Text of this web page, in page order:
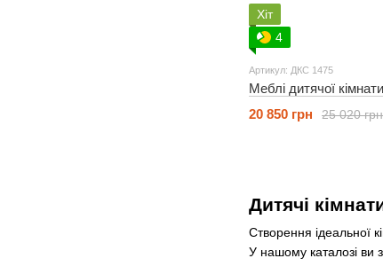
Дитячі
Створення ідеальної
У нашому каталозі ви
Хіт
4
Артикул: ДКС 1475
Меблі дитячої
25 020 грн
20 850 грн